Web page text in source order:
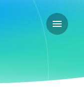
Open